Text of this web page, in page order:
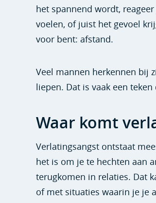
het spannend wordt,
voelen, of juist het gevoel
voor bent: afstand.
Veel mannen herkennen bij
liepen. Dat is vaak een
Waar komt
Verlatingsangst ontstaat
het is om je te hechten aan
terugkomen in relaties. Dat
of met situaties waarin je je